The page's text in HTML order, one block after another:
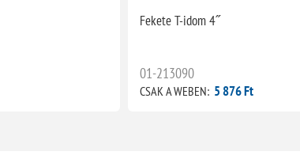
Fekete T-idom 4˝
01-213090
CSAK A WEBEN: 5 876 Ft